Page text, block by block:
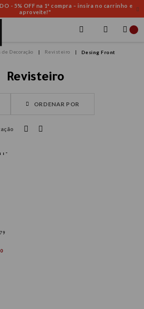
- 5% OFF na 1ª compra – insira no carrinho e
aproveite!"
Decoração Revisteiro Desing Front
Revisteiro
ORDENAR POR